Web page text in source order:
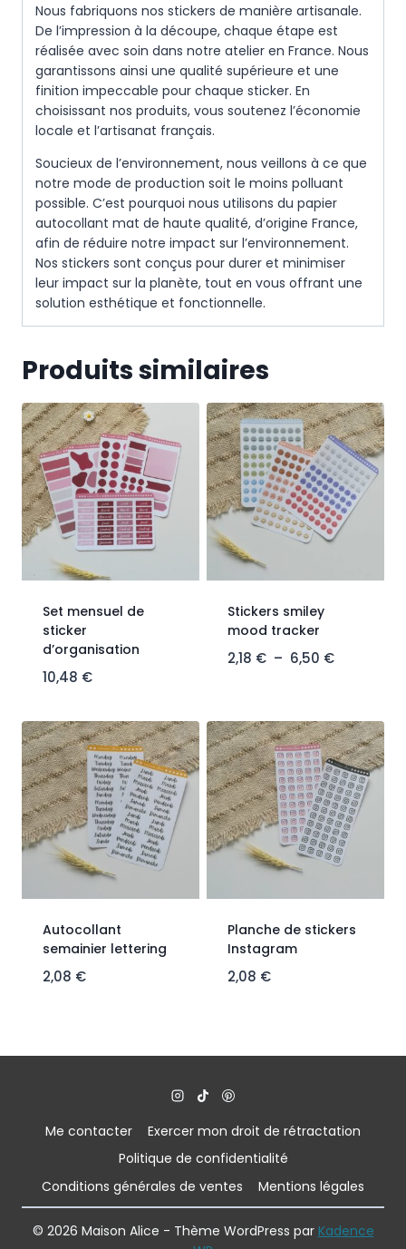
Nous fabriquons nos stickers de manière artisanale.
De l’impression à la découpe, chaque étape est
réalisée avec soin dans notre atelier en France. Nous
garantissons ainsi une qualité supérieure et une
finition impeccable pour chaque sticker. En
choisissant nos produits, vous soutenez l’économie
locale et l’artisanat français.
Soucieux de l’environnement, nous veillons à ce que
notre mode de production soit le moins polluant
possible. C’est pourquoi nous utilisons du papier
autocollant mat de haute qualité, d’origine France,
afin de réduire notre impact sur l’environnement.
Nos stickers sont conçus pour durer et minimiser
leur impact sur la planète, tout en vous offrant une
solution esthétique et fonctionnelle.
Produits similaires
Set mensuel de
sticker
d’organisation
10,48 €
Stickers smiley
mood tracker
2,18 € – 6,50 €
Autocollant
semainier lettering
2,08 €
Planche de stickers
Instagram
2,08 €
Me contacter
Exercer mon droit de rétractation
Politique de confidentialité
Conditions générales de ventes
Mentions légales
© 2026 Maison Alice - Thème WordPress par Kadence